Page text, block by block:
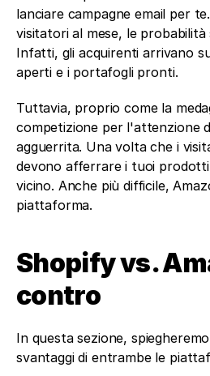
lanciare campagne email per
visitatori al mese, le
Infatti, gli acquirenti arrivano
aperti e i portafogli pronti.
Tuttavia, proprio come la
competizione per l'attenzione
agguerrita. Una volta che i
devono afferrare i tuoi prodotti
vicino. Anche più difficile,
piattaforma.
Shopify vs.
contro
In questa sezione,
svantaggi di entrambe le